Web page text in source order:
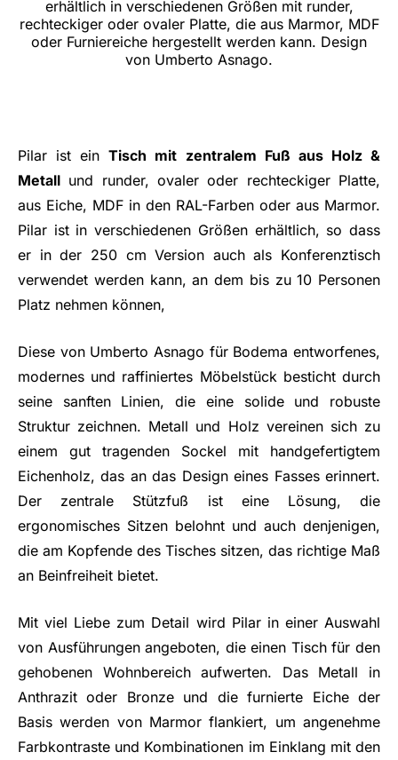
erhältlich in verschiedenen Größen mit runder,
rechteckiger oder ovaler Platte, die aus Marmor, MDF
oder Furniereiche hergestellt werden kann. Design
von Umberto Asnago.
Pilar ist einTisch mit zentralem Fuß aus Holz &
Metall und runder, ovaler oder rechteckiger Platte,
aus Eiche, MDF in den RAL-Farben oder aus Marmor.
Pilar ist in verschiedenen Größen erhältlich, so dass
er in der 250 cm Version auch als Konferenztisch
verwendet werden kann, an dem bis zu 10 Personen
Platz nehmen können,
Diese von Umberto Asnago für Bodema entworfenes,
modernes und raffiniertes Möbelstück besticht durch
seine sanften Linien, die eine solide und robuste
Struktur zeichnen. Metall und Holz vereinen sich zu
einem gut tragenden Sockel mit handgefertigtem
Eichenholz, das an das Design eines Fasses erinnert.
Der zentrale Stützfuß ist eine Lösung, die
ergonomisches Sitzen belohnt und auch denjenigen,
die am Kopfende des Tisches sitzen, das richtige Maß
an Beinfreiheit bietet.
Mit viel Liebe zum Detail wird Pilar in einer Auswahl
von Ausführungen angeboten, die einen Tisch für den
gehobenen Wohnbereich aufwerten. Das Metall in
Anthrazit oder Bronze und die furnierte Eiche der
Basis werden von Marmor flankiert, um angenehme
Farbkontraste und Kombinationen im Einklang mit den